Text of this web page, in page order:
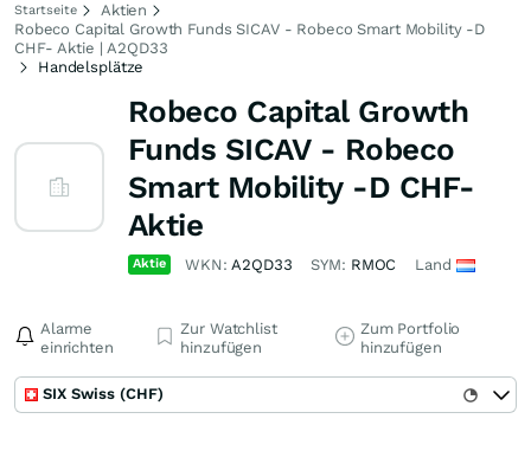
Startseite
Aktien
Robeco Capital Growth Funds SICAV - Robeco Smart Mobility -D
CHF- Aktie | A2QD33
Handelsplätze
Robeco Capital Growth
Funds SICAV - Robeco
Smart Mobility -D CHF-
Aktie
Aktie WKN:A2QD33 SYM: RMOC Land
Alarme
einrichten
Zur Watchlist
hinzufügen
Zum Portfolio
hinzufügen
SIX Swiss (CHF)